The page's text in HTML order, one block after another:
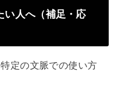
人へ（補足・応
定の文脈での使い方